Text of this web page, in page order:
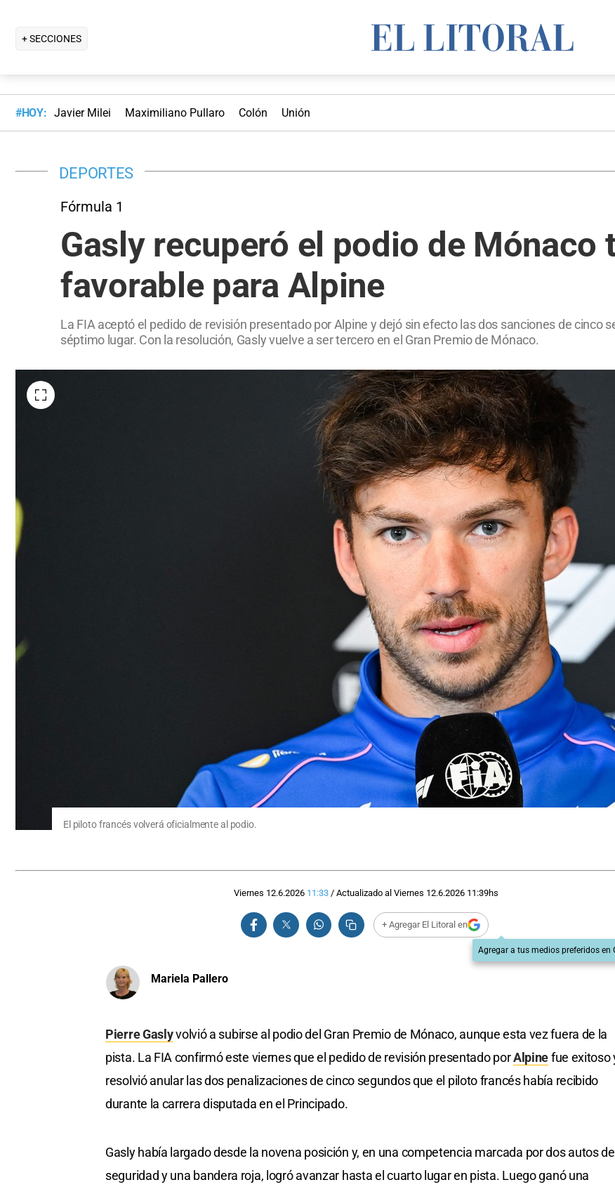
+ SECCIONES
#HOY: Javier Milei Maximiliano Pullaro Colón Unión
DEPORTES
Fórmula 1
Gasly recuperó el podio de Mónaco
favorable para Alpine
La FIA aceptó el pedido de revisión presentado por Alpine y dejó sin efecto las dos sanciones de cinco
séptimo lugar. Con la resolución, Gasly vuelve a ser tercero en el Gran Premio de Mónaco.
El piloto francés volverá oficialmente al podio.
Viernes 12.6.2026 11:33/ Actualizado al Viernes 12.6.2026 11:39hs
+ Agregar El Litoral en
Agregar a tus medios preferidos en
Mariela Pallero
Pierre Gaslyvolvió a subirse al podio del Gran Premio de Mónaco, aunque esta vez fuera de la
pista. La FIA confirmó este viernes que el pedido de revisión presentado porAlpinefue exitoso
resolvió anular las dos penalizaciones de cinco segundos que el piloto francés había recibido
durante la carrera disputada en el Principado.
Gasly había largado desde la novena posición y, en una competencia marcada por dos autos de
seguridad y una bandera roja, logró avanzar hasta el cuarto lugar en pista. Luego ganó una